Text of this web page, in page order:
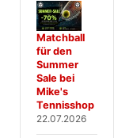
Matchball
für den
Summer
Sale bei
Mike's
Tennisshop
22.07.2026